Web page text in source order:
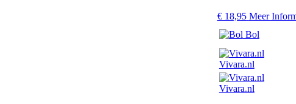
€18,95 Meer
Bol
Vivara.nl
Vivara.nl